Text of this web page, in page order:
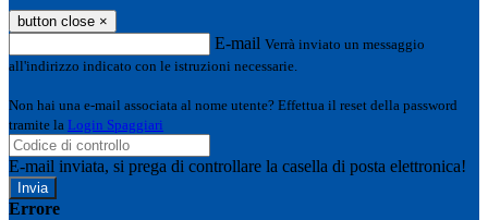
button close ×
E-mail Verrà inviato un messaggio
all'indirizzo indicato con le istruzioni necessarie.
Non hai una e-mail associata al nome utente? Effettua il reset della password
tramite la Login Spaggiari
E-mail inviata, si prega di controllare la casella di posta elettronica!
Errore